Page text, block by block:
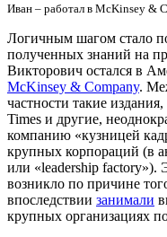
Иван – работал в McKinsey &
Логичным шагом стало
полученных знаний на
Викторович остался в
McKinsey & Company.
частности такие
Times и другие,
компанию «кузницей
крупных корпораций (в
или «leadership factory»).
возникло по причине
впоследствии занимали
крупных организациях